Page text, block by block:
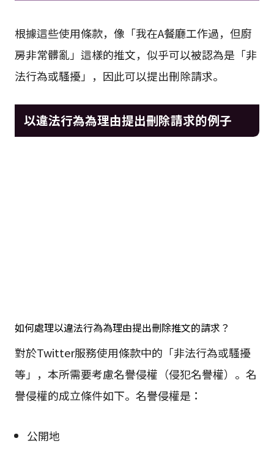
根據這些使用條款，像「我在A餐廳工作過，但廚
房非常髒亂」這樣的推文，似乎可以被認為是「非
法行為或騷擾」，因此可以提出刪除請求。
以違法行為為理由提出刪除請求的例子
如何處理以違法行為為理由提出刪除推文的請求？
對於Twitter服務使用條款中的「非法行為或騷擾
等」，本所需要考慮名譽侵權（侵犯名譽權）。名
譽侵權的成立條件如下。名譽侵權是：
公開地